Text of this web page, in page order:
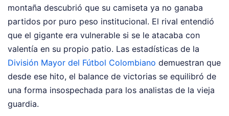
montaña descubrió que su camiseta ya no ganaba
partidos por puro peso institucional. El rival entendió
que el gigante era vulnerable si se le atacaba con
valentía en su propio patio. Las estadísticas de la
División Mayor del Fútbol Colombiano demuestran que
desde ese hito, el balance de victorias se equilibró de
una forma insospechada para los analistas de la vieja
guardia.